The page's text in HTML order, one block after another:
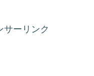
サーリンク